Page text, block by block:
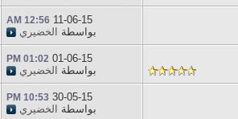
11-06-15
12:56 AM
بواسطة الخضيري
01-06-15
01:02 PM
بواسطة الخضيري
30-05-15
10:53 PM
بواسطة الخضيري